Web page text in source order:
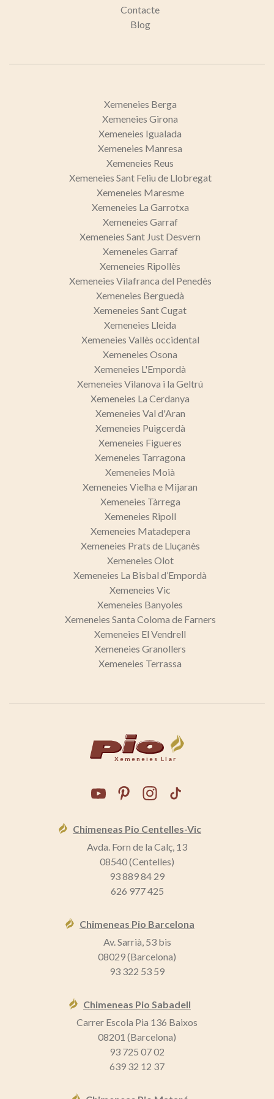
Contacte
Blog
Xemeneies Berga
Xemeneies Girona
Xemeneies Igualada
Xemeneies Manresa
Xemeneies Reus
Xemeneies Sant Feliu de Llobregat
Xemeneies Maresme
Xemeneies La Garrotxa
Xemeneies Garraf
Xemeneies Sant Just Desvern
Xemeneies Garraf
Xemeneies Ripollès
Xemeneies Vilafranca del Penedès
Xemeneies Berguedà
Xemeneies Sant Cugat
Xemeneies Lleida
Xemeneies Vallès occidental
Xemeneies Osona
Xemeneies L'Empordà
Xemeneies Vilanova i la Geltrú
Xemeneies La Cerdanya
Xemeneies Val d'Aran
Xemeneies Puigcerdà
Xemeneies Figueres
Xemeneies Tarragona
Xemeneies Moià
Xemeneies Vielha e Mijaran
Xemeneies Tàrrega
Xemeneies Ripoll
Xemeneies Matadepera
Xemeneies Prats de Lluçanès
Xemeneies Olot
Xemeneies La Bisbal d’Empordà
Xemeneies Vic
Xemeneies Banyoles
Xemeneies Santa Coloma de Farners
Xemeneies El Vendrell
Xemeneies Granollers
Xemeneies Terrassa
Xemeneies Llar
Chimeneas Pio Centelles-Vic
Avda. Forn de la Calç, 13
08540 (Centelles)
93 889 84 29
626 977 425
Chimeneas Pio Barcelona
Av. Sarrià, 53 bis
08029 (Barcelona)
93 322 53 59
Chimeneas Pio Sabadell
Carrer Escola Pia 136 Baixos
08201 (Barcelona)
93 725 07 02
639 32 12 37